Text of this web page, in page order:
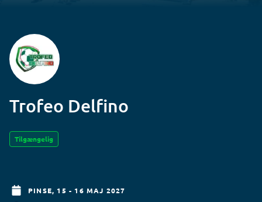
Trofeo Delfino
Tilgængelig
PINSE, 15 - 16 MAJ 2027